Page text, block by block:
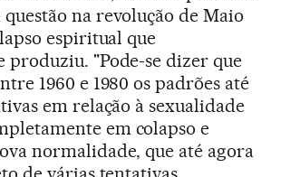
na revolução de Maio
espiritual que
produziu. "Pode-se dizer que
1960 e 1980 os padrões até
em relação à sexualidade
em colapso e
normalidade, que até agora